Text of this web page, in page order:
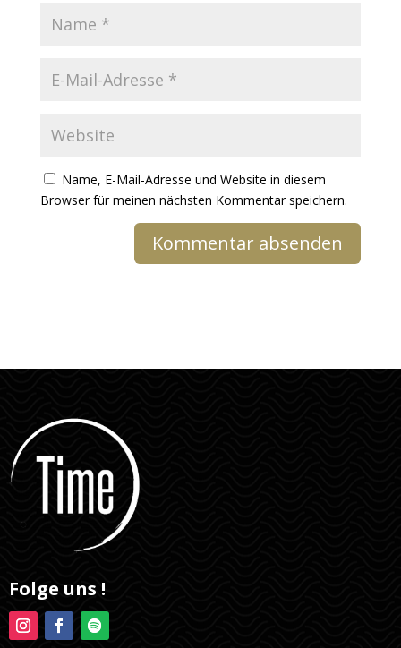
Name, E-Mail-Adresse und Website in diesem
Browser für meinen nächsten Kommentar speichern.
Folge uns !